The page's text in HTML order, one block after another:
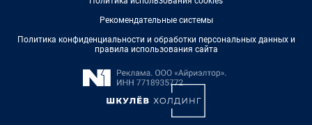
Рекомендательные системы
Политика конфиденциальности и обработки персональных данных и
правила использования сайта